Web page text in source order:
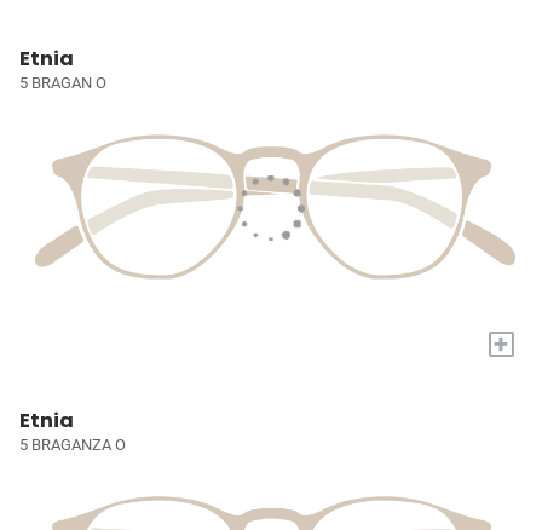
Etnia
5 BRAGAN O
+
Etnia
5 BRAGANZA O